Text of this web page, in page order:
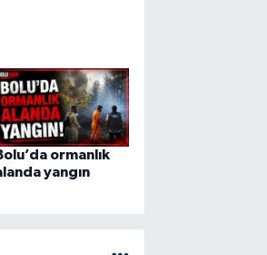
ormanlık
yangın